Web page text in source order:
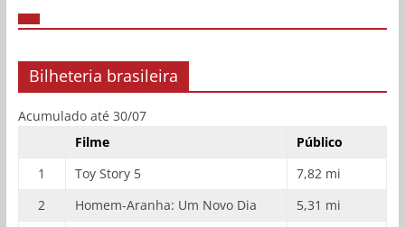
Bilheteria brasileira
Acumulado até 30/07
Filme
Público
1
Toy Story 5
7,82 mi
2
Homem-Aranha: Um Novo Dia
5,31 mi